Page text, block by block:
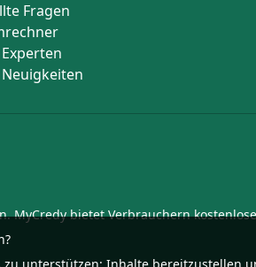
Fragen
MyCredy bietet Verbrauchern